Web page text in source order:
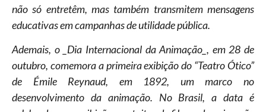
não só entretêm, mas também transmitem mensagens
educativas em campanhas de utilidade pública.
Ademais, o _Dia Internacional da Animação_, em 28 de
outubro, comemora a primeira exibição do “Teatro Ótico”
de Émile Reynaud, em 1892, um marco no
desenvolvimento da animação. No Brasil, a data é